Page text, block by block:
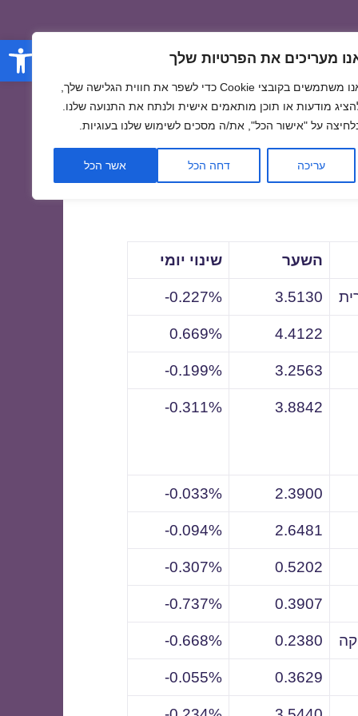
פתח מעריכים את הפרטיות שלך
אנו משתמשים בקובצי Cookie כדי לשפר את חווית הגלישה שלך,
מודעות או תוכן מותאמים אישית ולנתח את התנועה שלנו.
על "אישור הכל", את/ה מסכים לשימוש שלנו בעוגיות.
עריכה דחה הכל אשר הכל
השער שינוי יומי
3.5130
0.227%-
4.4122
0.669%
3.2563
0.199%-
3.8842
0.311%-
2.3900
0.033%-
2.6481
0.094%-
0.5202
0.307%-
0.3907
0.737%-
0.2380
0.668%-
0.3629
0.055%-